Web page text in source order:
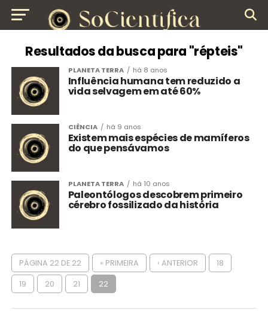
Resultados da busca para "répteis"
PLANETA TERRA há 8 anos
Influência humana tem reduzido a
vida selvagem em até 60%
CIÊNCIA há 9 anos
Existem mais espécies de mamíferos
do que pensávamos
PLANETA TERRA há 10 anos
Paleontólogos descobrem primeiro
cérebro fossilizado da história
PÁGINA 22 DE 22 « PRIMEIRA ‹ ANTERIOR 18
19 20 21 22